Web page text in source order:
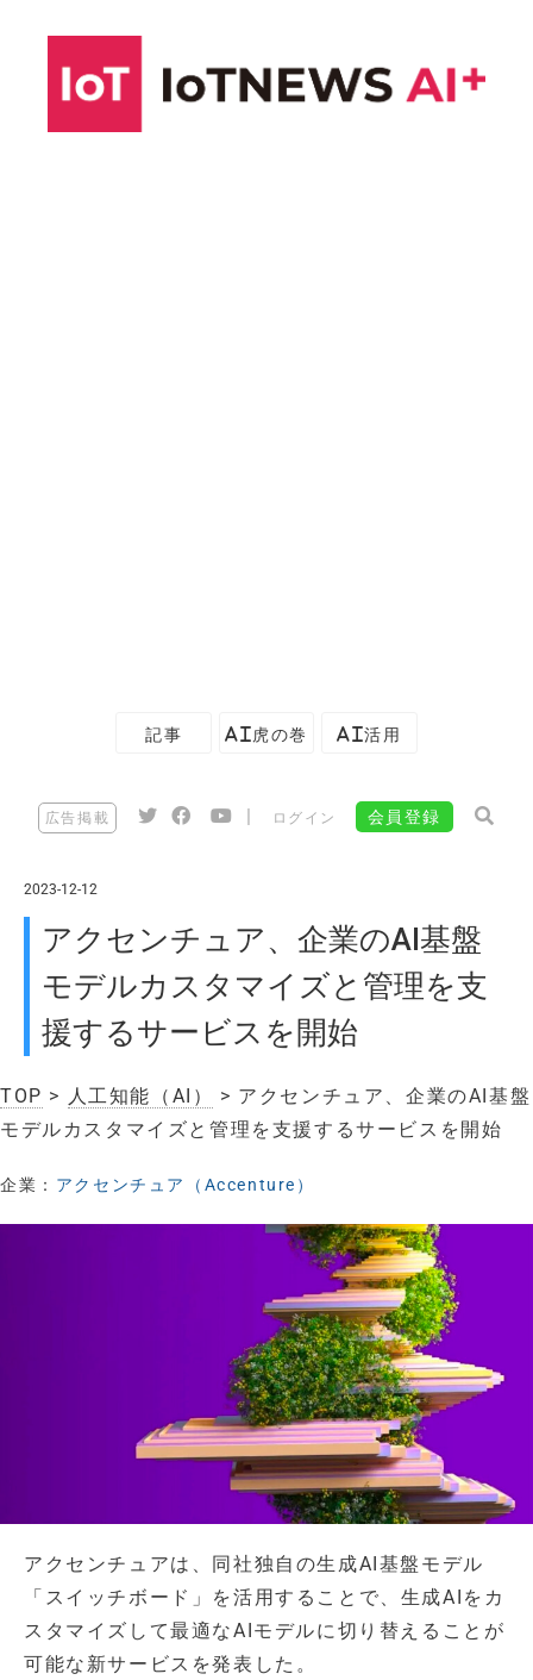
記事 AI虎の巻 AI活用
広告掲載 ログイン 会員登録
2023-12-12
アクセンチュア、企業のAI基盤
モデルカスタマイズと管理を支
援するサービスを開始
TOP > 人工知能（AI）
> アクセンチュア、企業のAI基盤
モデルカスタマイズと管理を支援するサービスを開始
企業： アクセンチュア（Accenture）
アクセンチュアは、同社独自の生成AI基盤モデル
「スイッチボード」を活用することで、生成AIをカ
スタマイズして最適なAIモデルに切り替えることが
可能な新サービスを発表した。